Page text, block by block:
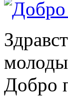
Добро